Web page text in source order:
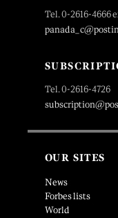
Tel. 0-2616-4666
Tel. 0-2616-4726
OUR SITES
News
Forbes lists
World